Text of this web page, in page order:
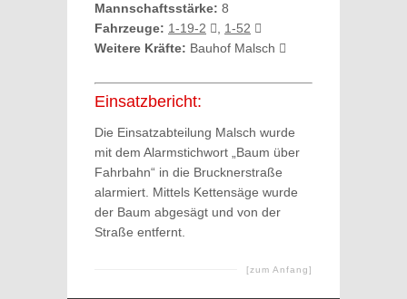
Mannschaftsstärke: 8
Fahrzeuge: 1-19-2
1-52
Weitere Kräfte: Bauhof Malsch
Einsatzbericht:
Die Einsatzabteilung Malsch wurde
mit dem Alarmstichwort „Baum über
Fahrbahn“ in die Brucknerstraße
alarmiert. Mittels Kettensäge wurde
der Baum abgesägt und von der
Straße entfernt.
[zum Anfang]